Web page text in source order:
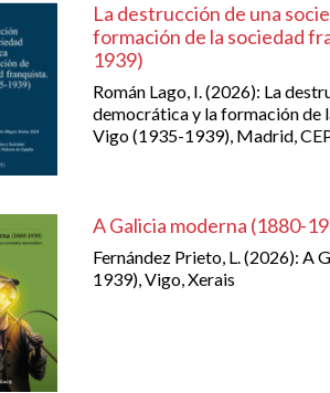
La destrucción de una
formación de la sociedad
1939)
Román Lago, I. (2026): La
democrática y la formación de
Vigo (1935-1939), Madrid,
A Galicia moderna (1880-
Fernández Prieto, L. (2026): A
1939), Vigo, Xerais